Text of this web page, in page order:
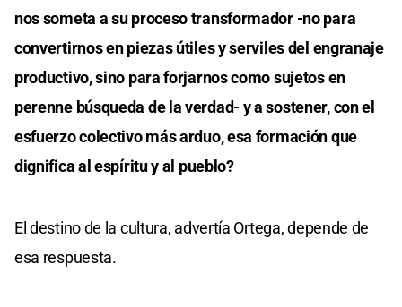
nos someta a su proceso transformador -no para
convertirnos en piezas útiles y serviles del engranaje
productivo, sino para forjarnos como sujetos en
perenne búsqueda de la verdad- y a sostener, con el
esfuerzo colectivo más arduo, esa formación que
dignifica al espíritu y al pueblo?
El destino de la cultura, advertía Ortega, depende de
esa respuesta.